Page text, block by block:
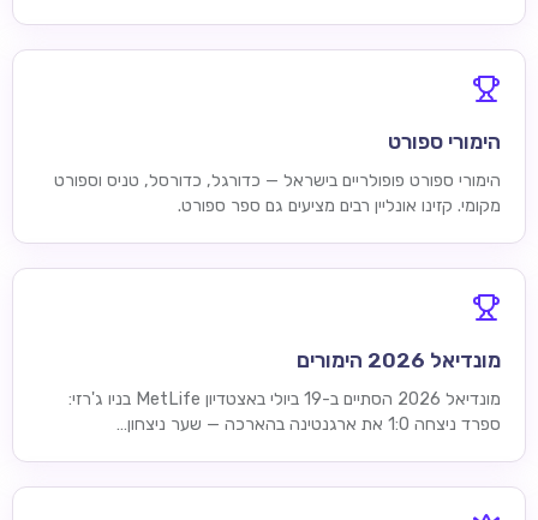
הימורי ספורט
הימורי ספורט פופולריים בישראל — כדורגל, כדורסל, טניס וספורט
מקומי. קזינו אונליין רבים מציעים גם ספר ספורט.
מונדיאל 2026 הימורים
מונדיאל 2026 הסתיים ב-19 ביולי באצטדיון MetLife בניו ג'רזי:
ספרד ניצחה 1:0 את ארגנטינה בהארכה — שער ניצחון…